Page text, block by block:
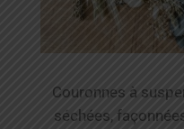
Couronnes à
séchées,